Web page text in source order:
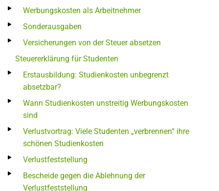
Werbungskosten als Arbeitnehmer
Sonderausgaben
Versicherungen von der Steuer absetzen
Steuererklärung für Studenten
Erstausbildung: Studienkosten unbegrenzt
absetzbar?
Wann Studienkosten unstreitig Werbungskosten
sind
Verlustvortrag: Viele Studenten „verbrennen“ ihre
schönen Studienkosten
Verlustfeststellung
Bescheide gegen die Ablehnung der
Verlustfeststellung